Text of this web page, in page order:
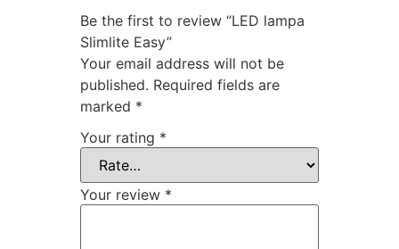
Be the first to review “LED lampa
Slimlite Easy”
Your email address will not be
published. Required fields are
marked *
Your rating *
Your review *